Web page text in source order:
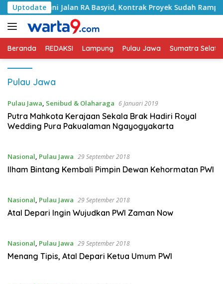
Langsung
ke
konten
UptodateJalan RA Basyid, Kontrak Proyek Sudah Rampung
Beranda REDAKSI Lampung Pulau Jawa Sumatra
Pulau Jawa
Pulau Jawa, Senibud & Olaharaga 6 Januari 2019
Putra Mahkota Kerajaan Sekala Brak Hadiri Royal
Wedding Pura Pakualaman Ngayogyakarta
Nasional, Pulau Jawa 29 September 2018
Ilham Bintang Kembali Pimpin Dewan Kehormatan PWI
Nasional, Pulau Jawa 29 September 2018
Atal Depari Ingin Wujudkan PWI Zaman Now
Nasional, Pulau Jawa 29 September 2018
Menang Tipis, Atal Depari Ketua Umum PWI